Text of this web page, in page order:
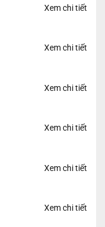
Xem chi tiết
Xem chi tiết
Xem chi tiết
Xem chi tiết
Xem chi tiết
Xem chi tiết